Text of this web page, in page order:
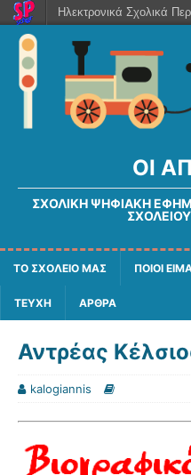
ΟΙ
ΣΧΟΛΙΚΉ ΨΗΦΙΑΚΉ
ΤΟ ΣΧΟΛΕΙΟ ΜΑΣ ΠΟΙΟΙ
ΤΕΥΧΗ ΑΡΘΡΑ
Αντρέας
kalogiannis
Ηλεκτρονικά Σχολικά